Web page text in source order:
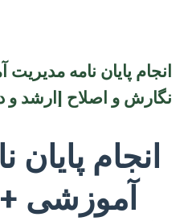
انجام پایان نامه
نگارش و اصلاح [ارشد و
انجام
آموزشی